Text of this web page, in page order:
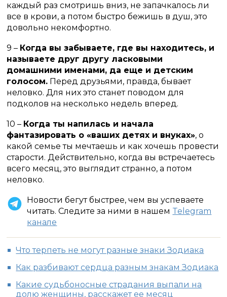
каждый раз смотришь вниз, не запачкалось ли
все в крови, а потом быстро бежишь в душ, это
довольно некомфортно.
9 – Когда вы забываете, где вы находитесь, и
называете друг другу ласковыми
домашними именами, да еще и детским
голосом. Перед друзьями, правда, бывает
неловко. Для них это станет поводом для
подколов на несколько недель вперед.
10 – Когда ты напилась и начала
фантазировать о «ваших детях и внуках», о
какой семье ты мечтаешь и как хочешь провести
старости. Действительно, когда вы встречаетесь
всего месяц, это выглядит странно, а потом
неловко.
Новости бегут быстрее, чем вы успеваете
читать. Следите за ними в нашем Telegram
канале
Что терпеть не могут разные знаки Зодиака
Как разбивают сердца разным знакам Зодиака
Какие судьбоносные страдания выпали на
долю женщины, расскажет ее месяц